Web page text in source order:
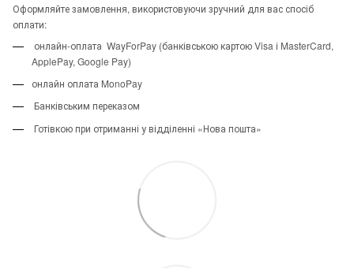
Оформляйте замовлення, використовуючи зручний для вас спосіб
оплати:
онлайн-оплата WayForPay (банківською картою Visa і MasterCard,
ApplePay, Google Pay)
онлайн оплата MonoPay
Банківським переказом
Готівкою при отриманні у відділенні «Нова пошта»